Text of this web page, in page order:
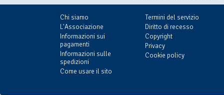
Chi siamo
L'Associazione
Informazioni sui
pagamenti
Informazioni sulle
spedizioni
Come usare il sito
Termini del servizio
Diritto di recesso
Copyright
Privacy
Cookie policy